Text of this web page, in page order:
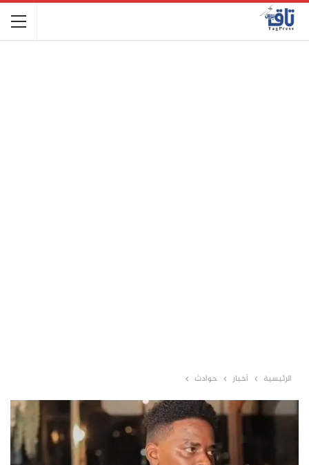
الرئيسية أخبار حوادث